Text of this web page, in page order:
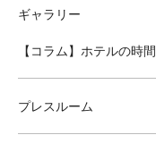
ギャラリー
【コラム】ホテルの時間
プレスルーム